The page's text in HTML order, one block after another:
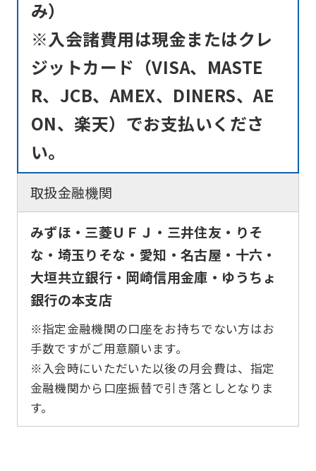
み）
※入会諸費用は現金またはクレ
ジットカード（VISA、MASTE
R、JCB、AMEX、DINERS、AE
ON、楽天）でお支払いくださ
い。
取扱金融機関
みずほ・三菱ＵＦＪ・三井住友・りそ
な・埼玉りそな・愛知・名古屋・十六・
大垣共立銀行・岡崎信用金庫・ゆうちょ
銀行の本支店
※指定金融機関の口座をお持ちでない方はお
手数ですがご用意願います。
※入会時にいただいた以後の月会費は、指定
金融機関から口座振替で引き落としとなりま
す。